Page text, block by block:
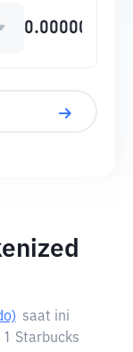
saat ini
Starbucks